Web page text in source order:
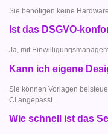
Sie benötigen keine
Ist das DSGVO-
Ja, mit
Kann ich eigene
Sie können Vorlagen
CI angepasst.
Wie schnell ist das